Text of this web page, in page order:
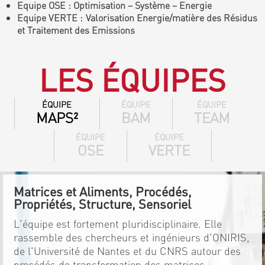
Equipe OSE : Optimisation – Système – Energie
Equipe VERTE : Valorisation Energie/matière des Résidus
et Traitement des Emissions
LES ÉQUIPES
ÉQUIPE
MAPS²
ÉQUIPE
BAM
ÉQUIPE
TEAM
ÉQUIPE
OSE
ÉQUIPE
VERTE
Matrices et Aliments, Procédés,
Propriétés, Structure, Sensoriel
L'équipe est fortement pluridisciplinaire. Elle
rassemble des chercheurs et ingénieurs d'ONIRIS,
de l'Université de Nantes et du CNRS autour des